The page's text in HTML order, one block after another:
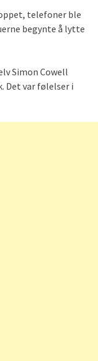
telefoner ble
begynte å lytte
Simon Cowell
Det var følelser i